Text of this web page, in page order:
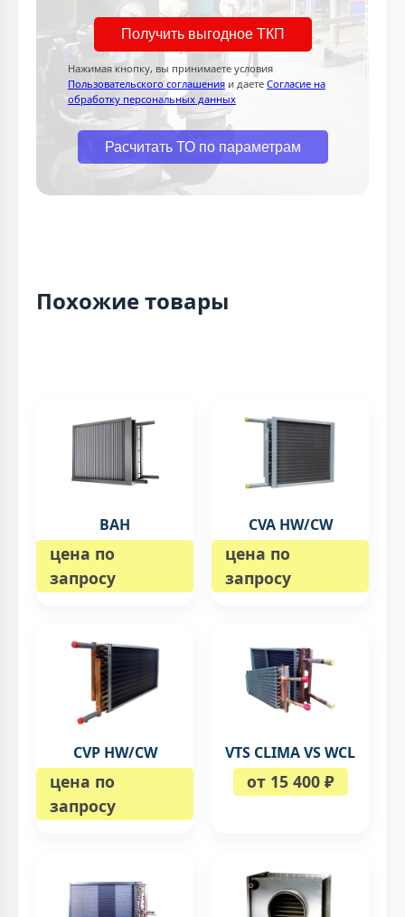
Получить выгодное ТКП
Нажимая кнопку, вы принимаете условия
Пользовательского соглашения и даете Согласие на
обработку персональных данных
Расчитать ТО по параметрам
Похожие товары
ВAH
цена по
запросу
CVA HW/CW
цена по
запросу
CVP HW/CW
цена по
запросу
VTS CLIMA VS WCL
от 15 400 ₽